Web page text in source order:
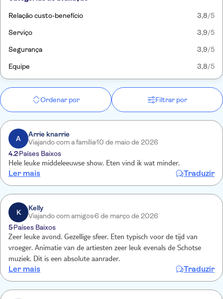
Relação custo-benefício 3,8/5
Serviço 3,9/5
Segurança 3,9/5
Equipe 3,8/5
Ordenar por Filtrar por
A
Arrie knarrie
Viajando com a família10 de maio de 2026
4.2Países Baixos
Hele leuke middeleeuwse show. Eten vind ik wat minder.
Ler mais Traduzir
K
Kelly
Viajando com amigos6 de março de 2026
5Países Baixos
Zeer leuke avond. Gezellige sfeer. Eten typisch voor de tijd van
vroeger. Animatie van de artiesten zeer leuk evenals de Schotse
muziek. Dit is een absolute aanrader.
Ler mais Traduzir